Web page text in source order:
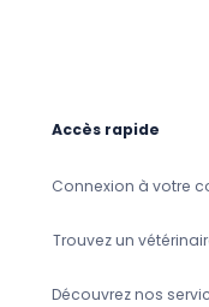
Accès rapide
Connexion à votre
Trouvez un
Découvrez nos